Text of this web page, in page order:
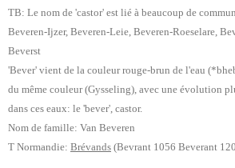
TB: Le nom de 'castor' est lié à beaucoup de
Beveren-Ijzer, Beveren-Leie, Beveren-Roeselare,
Beverst
'Bever' vient de la couleur rouge-brun de l'eau
du même couleur (Gysseling), avec une évolution
dans ces eaux: le 'bever', castor.
Nom de famille: Van Beveren
T Normandie: Brévands (Bevrant 1056 Beverant